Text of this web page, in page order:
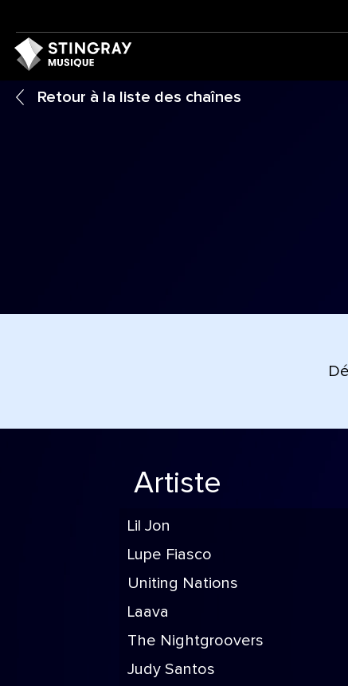
Retour à la liste des chaînes
Artiste
Lil Jon
Lupe Fiasco
Uniting Nations
Laava
The Nightgroovers
Judy Santos